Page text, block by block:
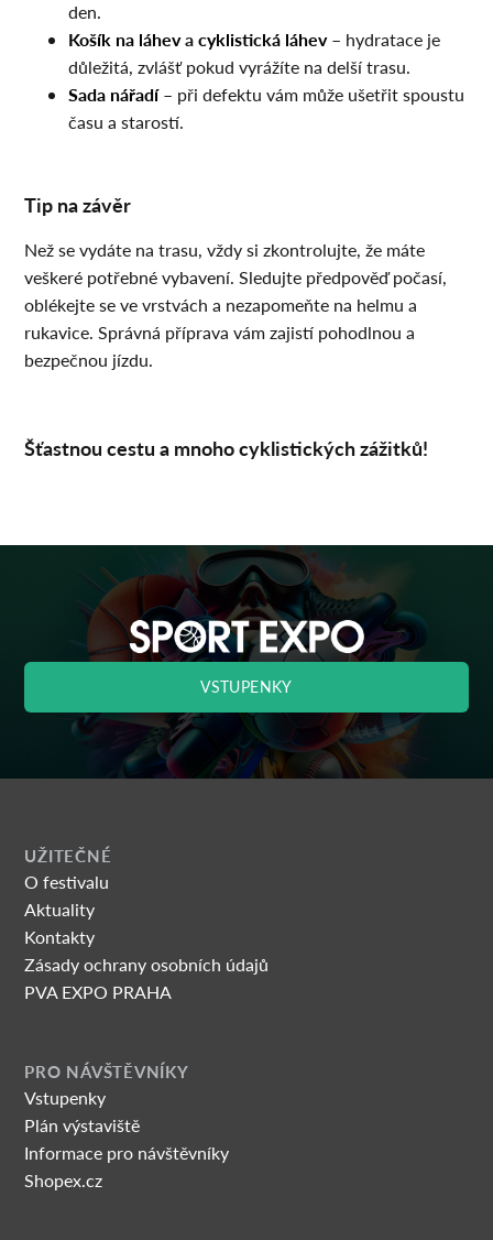
den.
Košík na láhevacyklistická láhev– hydratace je
důležitá, zvlášť pokud vyrážíte na delší trasu.
Sada nářadí– při defektu vám může ušetřit spoustu
času a starostí.
Tip na závěr
Než se vydáte na trasu, vždy si zkontrolujte, že máte
veškeré potřebné vybavení. Sledujte předpověď počasí,
oblékejte se ve vrstvách a nezapomeňte na helmu a
rukavice. Správná příprava vám zajistí pohodlnou a
bezpečnou jízdu.
Šťastnou cestu a mnoho cyklistických zážitků!
VSTUPENKY
UŽITEČNÉ
O festivalu
Aktuality
Kontakty
Zásady ochrany osobních údajů
PVA EXPO PRAHA
PRO NÁVŠTĚVNÍKY
Vstupenky
Plán výstaviště
Informace pro návštěvníky
Shopex.cz